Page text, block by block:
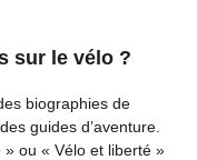
sur le vélo ?
biographies de
guides d’aventure.
» ou « Vélo et liberté »